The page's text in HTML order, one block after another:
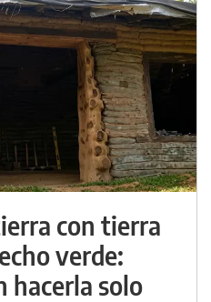
con tierra
verde:
hacerla solo